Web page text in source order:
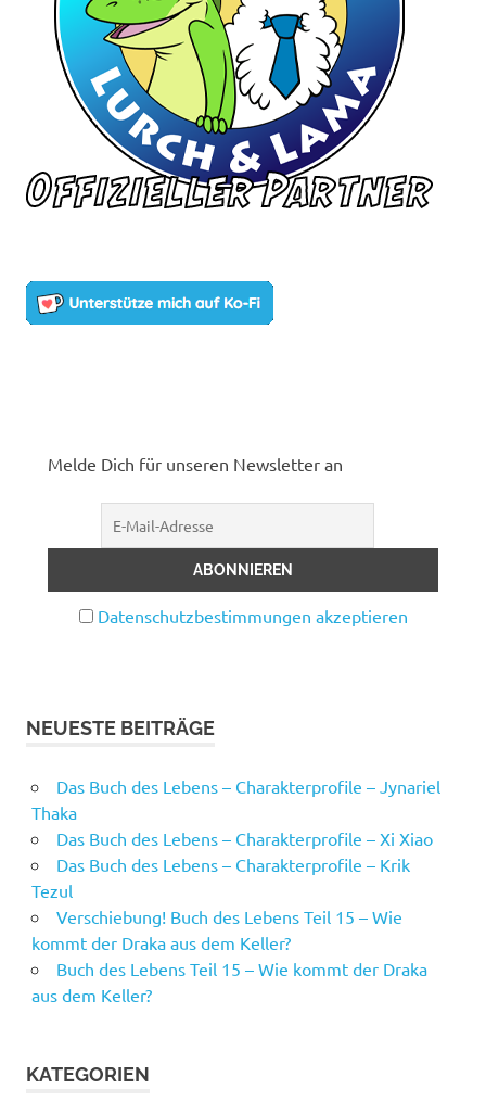
Melde Dich für unseren Newsletter an
Datenschutzbestimmungen akzeptieren
NEUESTE BEITRÄGE
Das Buch des Lebens – Charakterprofile – Jynariel
Thaka
Das Buch des Lebens – Charakterprofile – Xi Xiao
Das Buch des Lebens – Charakterprofile – Krik
Tezul
Verschiebung! Buch des Lebens Teil 15 – Wie
kommt der Draka aus dem Keller?
Buch des Lebens Teil 15 – Wie kommt der Draka
aus dem Keller?
KATEGORIEN